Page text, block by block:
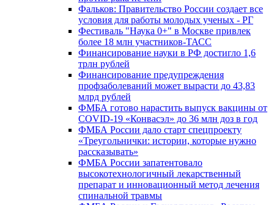
Фальков: Правительство России создает все
условия для работы молодых ученых - РГ
Фестиваль "Наука 0+" в Москве привлек
более 18 млн участников-ТАСС
Финансирование науки в РФ достигло 1,6
трлн рублей
Финансирование предупреждения
профзаболеваний может вырасти до 43,83
млрд рублей
ФМБА готово нарастить выпуск вакцины от
COVID-19 «Конвасэл» до 36 млн доз в год
ФМБА России дало старт спецпроекту
«Треугольнички: истории, которые нужно
рассказывать»
ФМБА России запатентовало
высокотехнологичный лекарственный
препарат и инновационный метод лечения
спинальной травмы